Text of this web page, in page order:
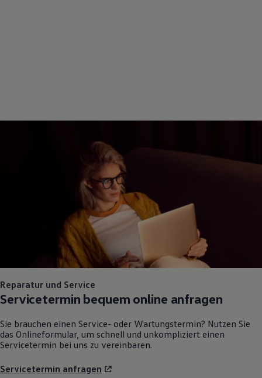
Reparatur und Service
Servicetermin bequem online anfragen
Sie brauchen einen Service- oder Wartungstermin? Nutzen Sie
das Onlineformular, um schnell und unkompliziert einen
Servicetermin bei uns zu vereinbaren.
Servicetermin anfragen